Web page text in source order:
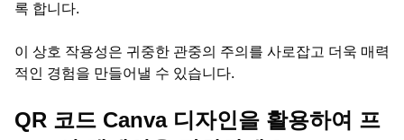
록 합니다.
이 상호 작용성은 귀중한 관중의 주의를 사로잡고 더욱 매력
적인 경험을 만들어낼 수 있습니다.
QR 코드 Canva 디자인을 활용하여 프